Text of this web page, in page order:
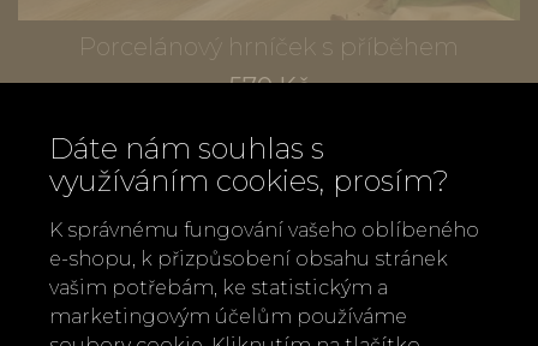
Porcelánový hrníček s příběhem
570 Kč
Dáte nám souhlas s
využíváním cookies, prosím?
K správnému fungování vašeho oblíbeného
e-shopu, k přizpůsobení obsahu stránek
vašim potřebám, ke statistickým a
marketingovým účelům používáme